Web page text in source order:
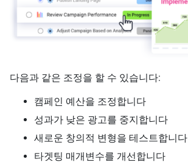
다음과 같은 조정을 할 수 있습니다:
캠페인 예산을 조정합니다
성과가 낮은 광고를 중지합니다
새로운 창의적 변형을 테스트합니다
타겟팅 매개변수를 개선합니다